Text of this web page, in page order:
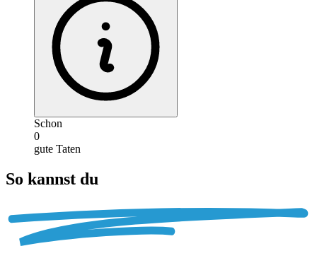
Schon
0
gute Taten
So kannst du